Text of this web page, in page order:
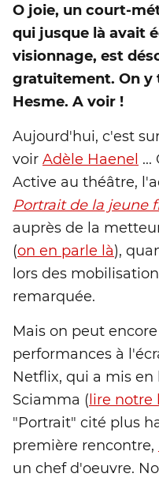
O joie, un court-
qui jusque là avait
visionnage, est
gratuitement. On y
Hesme. A voir !
Aujourd'hui, c'est
voir Adèle Haenel ...
Active au théâtre,
Portrait de la jeune
auprès de la
(on en parle là),
lors des
remarquée.
Mais on peut
performances à
Netflix, qui a mis
Sciamma (lire notre
"Portrait" cité plus
première rencontre,
un chef d'oeuvre.